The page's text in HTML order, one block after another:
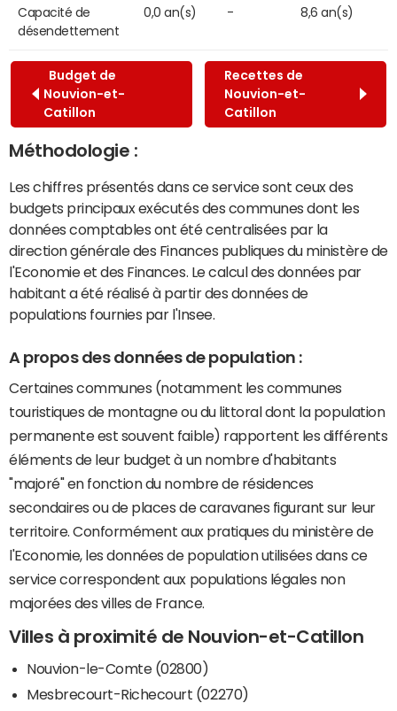
Capacité de
désendettement
0,0 an(s) - 8,6 an(s)
Budget de
Nouvion-et-
Catillon
Recettes de
Nouvion-et-
Catillon
Méthodologie :
Les chiffres présentés dans ce service sont ceux des
budgets principaux exécutés des communes dont les
données comptables ont été centralisées par la
direction générale des Finances publiques du ministère de
l'Economie et des Finances. Le calcul des données par
habitant a été réalisé à partir des données de
populations fournies par l'Insee.
A propos des données de population :
Certaines communes (notamment les communes
touristiques de montagne ou du littoral dont la population
permanente est souvent faible) rapportent les différents
éléments de leur budget à un nombre d'habitants
"majoré" en fonction du nombre de résidences
secondaires ou de places de caravanes figurant sur leur
territoire. Conformément aux pratiques du ministère de
l'Economie, les données de population utilisées dans ce
service correspondent aux populations légales non
majorées des villes de France.
Villes à proximité de Nouvion-et-Catillon
Nouvion-le-Comte (02800)
Mesbrecourt-Richecourt (02270)